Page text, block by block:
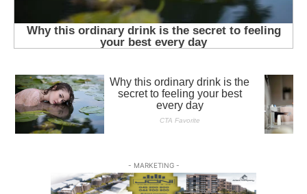
- MARKETING -